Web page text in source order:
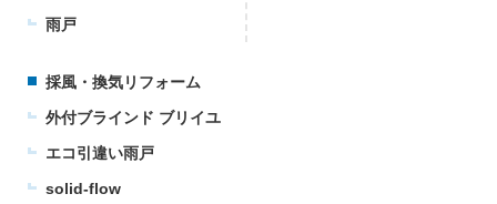
雨戸
採風・換気リフォーム
外付ブラインド ブリイユ
エコ引違い雨戸
solid-flow